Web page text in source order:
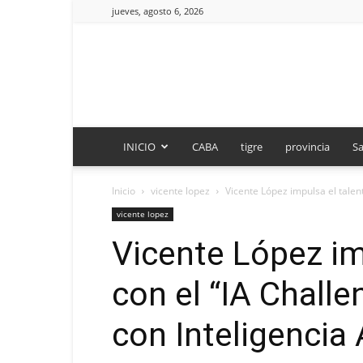
jueves, agosto 6, 2026
INICIO CABA tigre provincia
Inicio vicente lopez Vicente López impulsa el
vicente lopez
Vicente López
con el “IA
con Inteligencia